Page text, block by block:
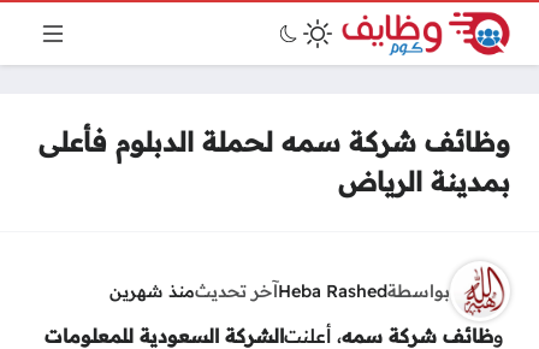
وظائف شركة سمه لحملة الدبلوم فأعلى
بمدينة الرياض
بواسطةHeba Rashedآخر تحديثمنذ شهرين
وظائف شركة سمه
الشركة السعودية للمعلومات